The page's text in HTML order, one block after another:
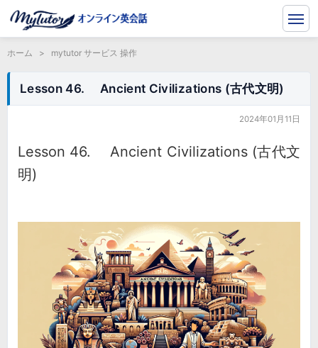
ホーム > mytutor サービス 操作
Lesson 46. Ancient Civilizations (古代文明)
2024年01月11日
Lesson 46. Ancient Civilizations (古代文
明)